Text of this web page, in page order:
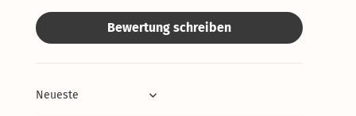
Bewertung schreiben
Sort by